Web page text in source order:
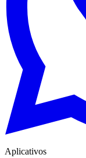
Aplicativos